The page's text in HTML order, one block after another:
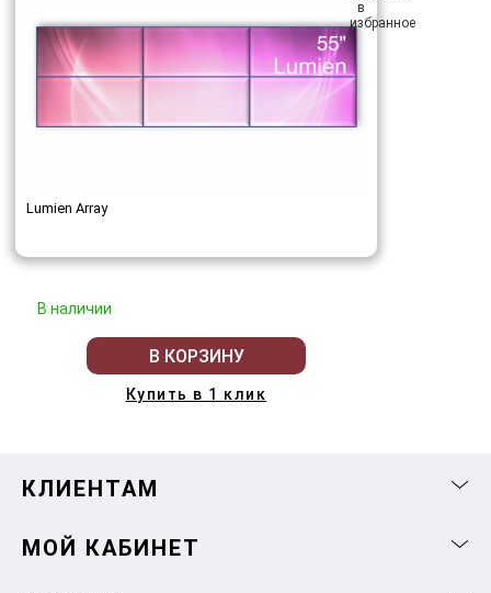
Lumien Array
В наличии
В КОРЗИНУ
Купить в 1 клик
КЛИЕНТАМ
МОЙ КАБИНЕТ